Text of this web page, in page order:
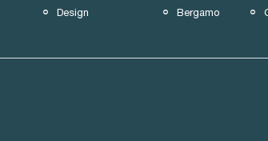
Design Bergamo